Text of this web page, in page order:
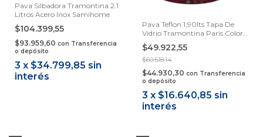
Pava Silbadora Tramontina 2.1
Litros Acero Inox Samihome
$104.399,55
$93.959,60 con Transferencia
o depósito
3 x $34.799,85 sin
interés
Pava Teflon 1,90lts Tapa De
Vidrio Tramontina Paris Color
Bordó
$49.922,55
$60.518,14
$44.930,30 con Transferencia
o depósito
3 x $16.640,85 sin
interés